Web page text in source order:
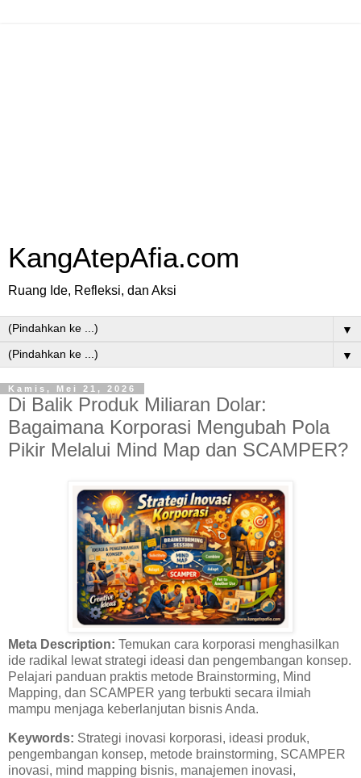
KangAtepAfia.com
Ruang Ide, Refleksi, dan Aksi
▼
▼
Kamis, Mei 21, 2026
Di Balik Produk Miliaran Dolar:
Bagaimana Korporasi Mengubah Pola
Pikir Melalui Mind Map dan SCAMPER?
Meta Description: Temukan cara korporasi menghasilkan
ide radikal lewat strategi ideasi dan pengembangan konsep.
Pelajari panduan praktis metode Brainstorming, Mind
Mapping, dan SCAMPER yang terbukti secara ilmiah
mampu menjaga keberlanjutan bisnis Anda.
Keywords: Strategi inovasi korporasi, ideasi produk,
pengembangan konsep, metode brainstorming, SCAMPER
inovasi, mind mapping bisnis, manajemen inovasi,